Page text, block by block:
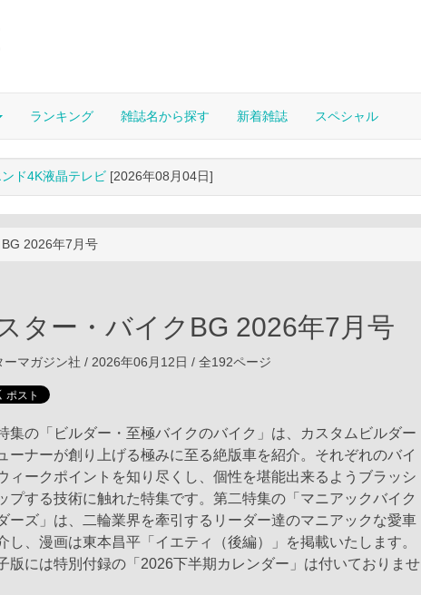
ランキング 雑誌名から探す 新着雑誌 スペシャル
ド4K液晶テレビ [2026年08月04日]
2026年7月号
ター・バイクBG 2026年7月号
ーマガジン社 / 2026年06月12日 / 全192ページ
集の「ビルダー・至極バイクのバイク」は、カスタムビルダー
ーナーが創り上げる極みに至る絶版車を紹介。それぞれのバイ
ィークポイントを知り尽くし、個性を堪能出来るようブラッシ
プする技術に触れた特集です。第二特集の「マニアックバイク
ーズ」は、二輪業界を牽引するリーダー達のマニアックな愛車
し、漫画は東本昌平「イエティ（後編）」を掲載いたします。
版には特別付録の「2026下半期カレンダー」は付いておりませ